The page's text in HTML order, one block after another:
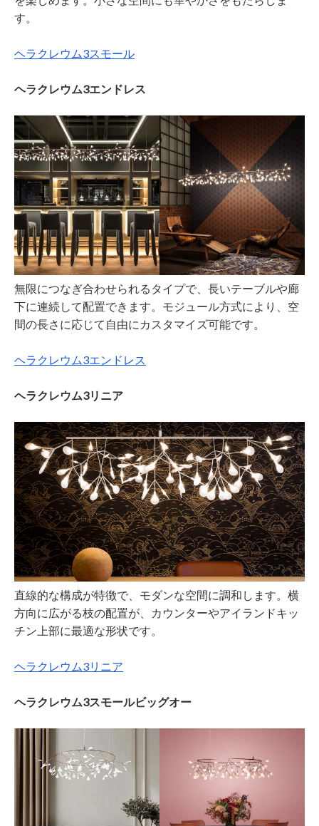
す。
ヘラクレウム3スモール
ヘラクレウム3エンドレス
無限につなぎ合わせられるタイプで、長いテーブルや廊
下に連続して配置できます。モジュール方式により、空
間の長さに応じて自由にカスタマイズ可能です。
ヘラクレウム3エンドレス
ヘラクレウム3リニア
直線的な構成が特徴で、モダンな空間に調和します。横
方向に広がる枝の配置が、カウンターやアイランドキッ
チン上部に最適な形状です。
ヘラクレウム3リニア
ヘラクレウム3スモールビッグオー